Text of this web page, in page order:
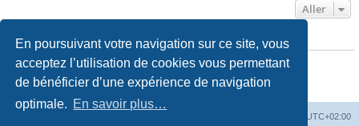
En poursuivant votre navigation sur ce site, vous
acceptez l’utilisation de cookies vous permettant
de bénéficier d’une expérience de navigation
optimale. En savoir plus…
Aller
PERMISSIONS DU FORUM
Vousne pouvez paspublier de nouveaux sujets dans ce forum
Vousne pouvez pasrépondre aux sujets dans ce forum
Vousne pouvez pasmodifier vos messages dans ce forum
supprimer vos messages dans ce forum
UTC+02:00